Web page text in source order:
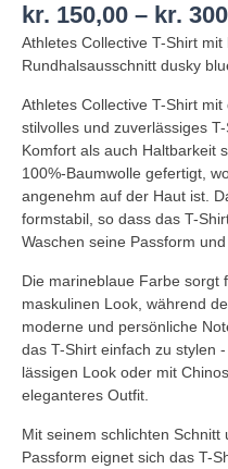
kr. 150,00 – kr.
Athletes Collective T-Shirt
Rundhalsausschnitt dusky
Athletes Collective T-Shirt
stilvolles und zuverlässiges
Komfort als auch Haltbarkeit
100%-Baumwolle gefertigt,
angenehm auf der Haut ist.
formstabil, so dass das T-
Waschen seine Passform
Die marineblaue Farbe sorgt
maskulinen Look, während
moderne und persönliche
das T-Shirt einfach zu stylen
lässigen Look oder mit
eleganteres Outfit.
Mit seinem schlichten
Passform eignet sich das T-